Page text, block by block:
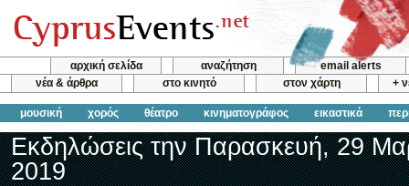
αρχική σελίδα αναζήτηση
email alerts
νέα & άρθρα
στο κινητό στον χάρτη +
μουσική χορός θέατρο κινηματογράφος εικαστικά
Εκδηλώσεις την Παρασκευή, 29
2019